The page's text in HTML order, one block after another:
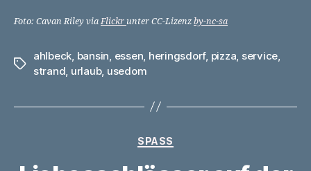
Foto: Cavan Riley viaFlickrunter CC-Lizenzby-nc-sa
Schlagwörter
ahlbeck bansin essen heringsdorf, pizza service
strand urlaub, usedom
Kategorien
SPASS